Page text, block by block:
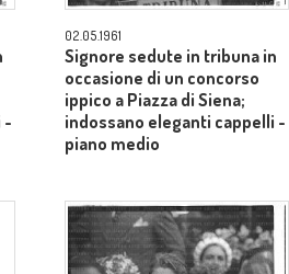
-
02.05.1961
Signore sedute in tribuna in
occasione di un concorso
ippico a Piazza di Siena;
indossano eleganti cappelli -
piano medio